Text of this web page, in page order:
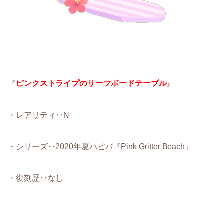
『 ピンクストライプのサーフボードテーブル』
・レアリティ‥N
・シリーズ‥2020年夏ハピバ『Pink Gritter Beach』
・復刻歴‥なし